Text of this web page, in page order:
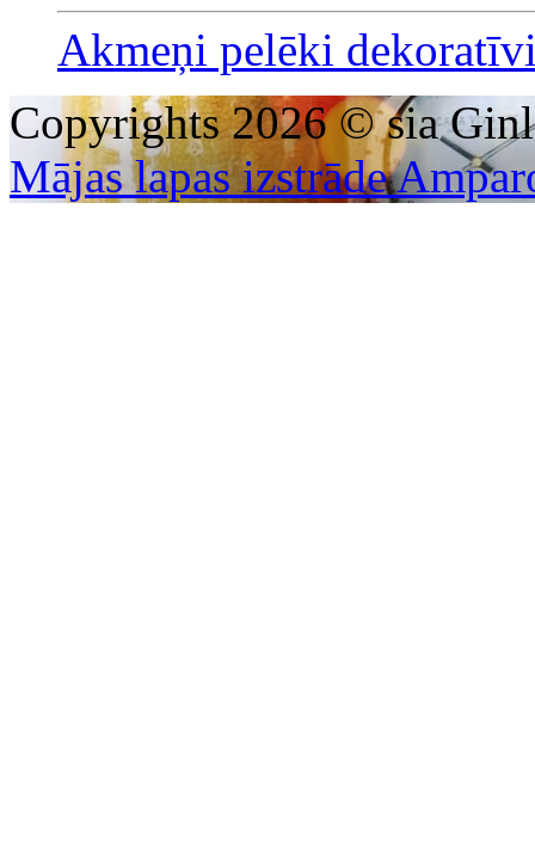
Akmeņi pelēki
Copyrights 2026 © sia
Mājas lapas izstrāde